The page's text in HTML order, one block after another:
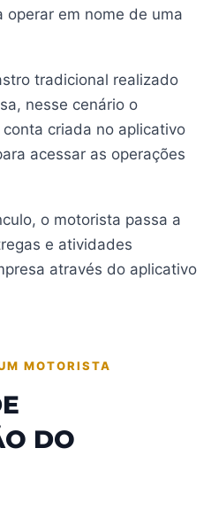
operar em nome de uma
tradicional realizado
nesse cenário o
criada no aplicativo
acessar as operações
o motorista passa a
e atividades
através do aplicativo
MOTORISTA
DO